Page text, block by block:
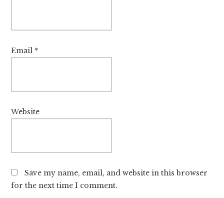
Email *
Website
Save my name, email, and website in this browser
for the next time I comment.